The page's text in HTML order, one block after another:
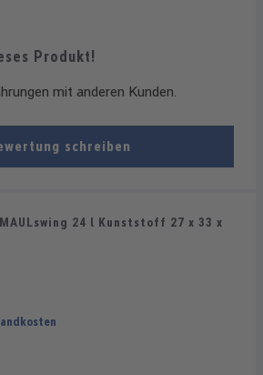
Produkt!
mit anderen Kunden.
schreiben
24 l Kunststoff 27 x 33 x